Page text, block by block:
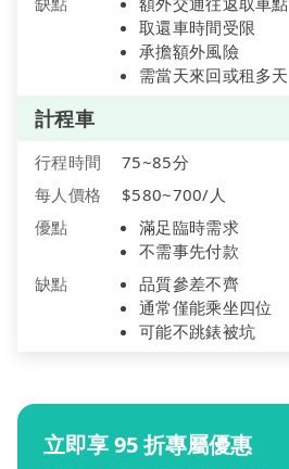
取還車時間受限
承擔額外風險
需當天來回或租多天
計程車
行程時間
75~85分
每人價格
$580~700/人
優點
滿足臨時需求
不需事先付款
缺點
品質參差不齊
通常僅能乘坐四位
可能不跳錶被坑
立即享 95 折專屬優惠